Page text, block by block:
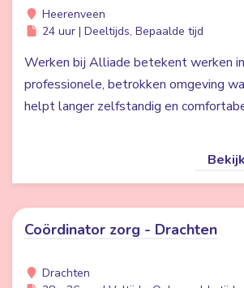
Heerenveen
24 uur | Deeltijds, Bepaalde tijd
Werken bij Alliade betekent werken
professionele, betrokken omgeving
helpt langer zelfstandig en
Coördinator zorg - Drachten
Drachten